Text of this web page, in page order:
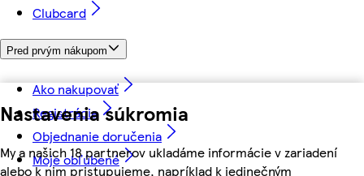
Nastavenia súkromia
My a našich 18 partnerov ukladáme informácie v zariadení
alebo k nim pristupujeme, napríklad k jedinečným
Clubcard
Pred prvým nákupom
Ako nakupovať
Registrácia
Objednanie doručenia
Moje obľúbené